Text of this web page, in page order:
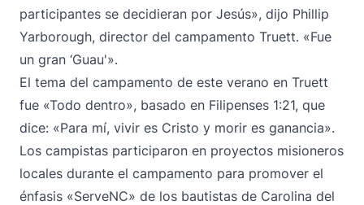
participantes se decidieran por Jesús», dijo Phillip
Yarborough, director del campamento Truett. «Fue
un gran ‘Guau'».
El tema del campamento de este verano en Truett
fue «Todo dentro», basado en Filipenses 1:21, que
dice: «Para mí, vivir es Cristo y morir es ganancia».
Los campistas participaron en proyectos misioneros
locales durante el campamento para promover el
énfasis «ServeNC» de los bautistas de Carolina del